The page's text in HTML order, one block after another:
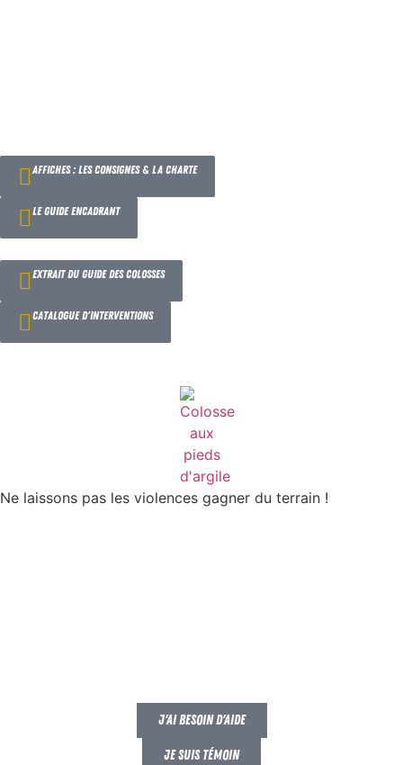
affiches : les consignes & la charte
le guide encadrant
Extrait du guide des colosses
Catalogue d'interventions
Ne laissons pas les violences gagner du terrain !
J'ai besoin d'aide
Je suis témoin